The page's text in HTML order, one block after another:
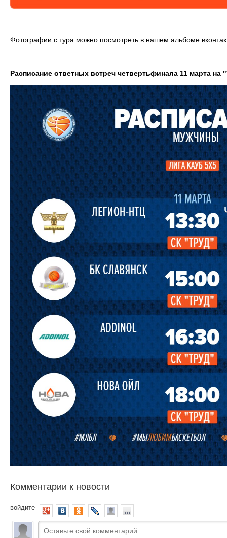
Фотографии с тура можно посмотреть в нашем альбоме
Расписание ответных встреч четвертьфинала 11 марта на
Комментарии к новости
войдите